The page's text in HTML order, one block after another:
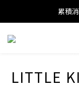
累積
消
LITTLE